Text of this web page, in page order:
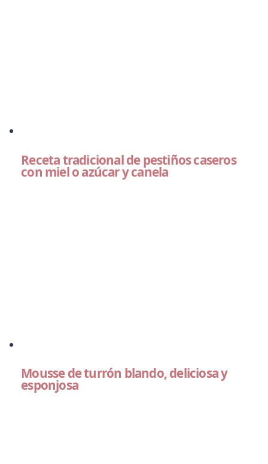
Receta tradicional de pestiños caseros
con miel o azúcar y canela
Mousse de turrón blando, deliciosa y
esponjosa